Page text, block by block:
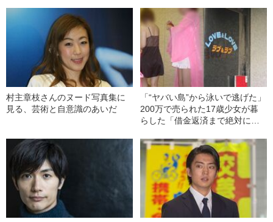
村主章枝さんのヌード写真集に
見る、芸術と自意識のあいだ
「“ヤバい島”から泳いで逃げた」
200万で売られた17歳少女が暮
らした「借金返済まで絶対に出